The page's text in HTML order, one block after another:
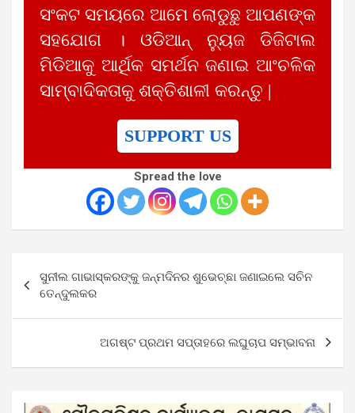
ସଂକଟ ସମୟରେ ଆମେ ଲୋଡୁଛୁ ଆପଣଙ୍କ
ସହଯୋଗ । ଓଡିଆନ୍ ନ୍ୟୁଜ ଡିଜିଟାଲ
ମିଡିଆକୁ ଆର୍ଥିକ ସମର୍ଥନ ଜଣାଇ ଆଂଚଳିକ
ସାମ୍ବାଦିକତାକୁ ଶକ୍ତିଶାଳୀ କରନ୍ତୁ |
SUPPORT US
Spread the love
navigation
ସୁନୀଲ ଗାଭାସ୍କରଙ୍କୁ ଜନ୍ମଦିନର ଶୁଭେଚ୍ଛା ଜଣାଇଲେ ସଚିନ
ତେନ୍ଦୁଲକର
ଅଗଷ୍ଟ ପ୍ରଥମ ସପ୍ତାହରେ ଲଘୁଚାପ ସମ୍ଭାବନା